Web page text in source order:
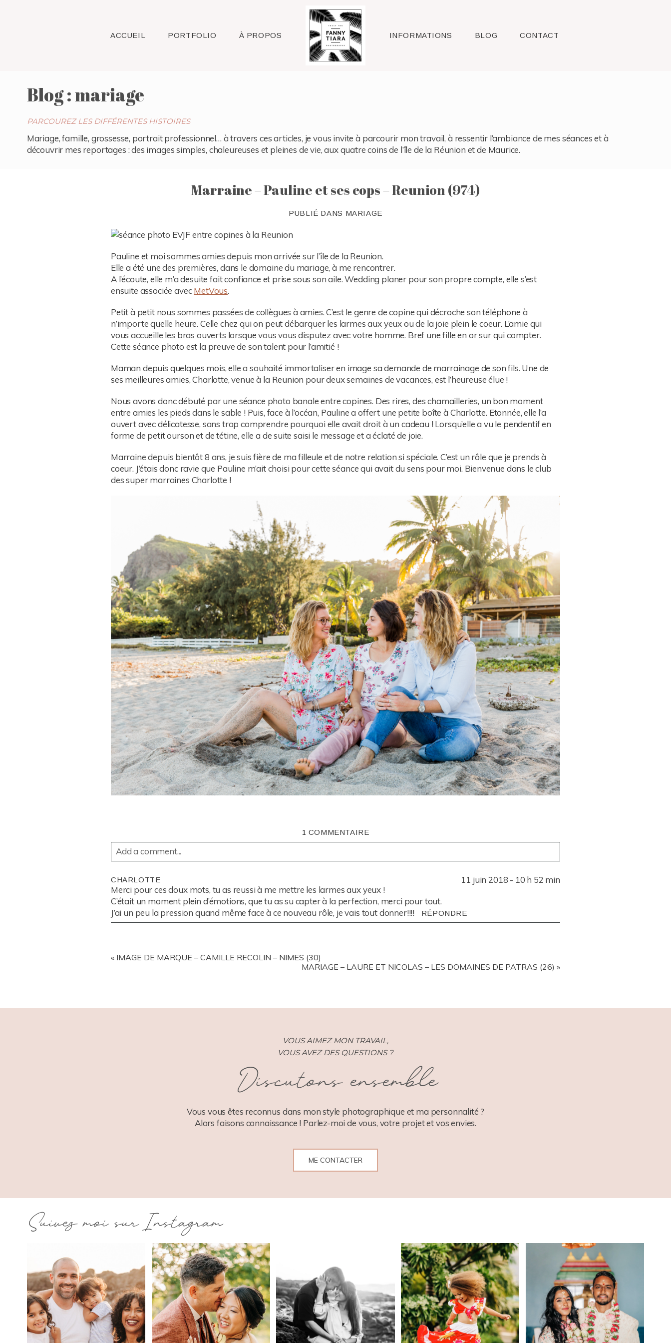
ACCUEIL PORTFOLIO À PROPOS Raleigh INFORMATIONS BLOG CONTACT
Blog : mariage
PARCOUREZ LES DIFFÉRENTES HISTOIRES
Mariage, famille, grossesse, portrait professionnel… à travers ces articles, je vous invite à parcourir mon travail, à ressentir l’ambiance de mes séances et à
découvrir mes reportages : des images simples, chaleureuses et pleines de vie, aux quatre coins de l’île de la Réunion et de Maurice.
Marraine – Pauline et ses cops – Reunion (974)
PUBLIÉ DANS MARIAGE
Pauline et moi sommes amies depuis mon arrivée sur l’île de la Reunion.
Elle a été une des premières, dans le domaine du mariage, à me rencontrer.
A l’écoute, elle m’a desuite fait confiance et prise sous son aile. Wedding planer pour son propre compte, elle s’est
ensuite associée avecMetVous.
Petit à petit nous sommes passées de collègues à amies. C’est le genre de copine qui décroche son téléphone à
n’importe quelle heure. Celle chez qui on peut débarquer les larmes aux yeux ou de la joie plein le coeur. L’amie qui
vous accueille les bras ouverts lorsque vous vous disputez avec votre homme. Bref une fille en or sur qui compter.
Cette séance photo est la preuve de son talent pour l’amitié !
Maman depuis quelques mois, elle a souhaité immortaliser en image sa demande de marrainage de son fils. Une de
ses meilleures amies, Charlotte, venue à la Reunion pour deux semaines de vacances, est l’heureuse élue !
Nous avons donc débuté par une séance photo banale entre copines. Des rires, des chamailleries, un bon moment
entre amies les pieds dans le sable ! Puis, face à l’océan, Pauline a offert une petite boîte à Charlotte. Etonnée, elle l’a
ouvert avec délicatesse, sans trop comprendre pourquoi elle avait droit à un cadeau ! Lorsqu’elle a vu le pendentif en
forme de petit ourson et de tétine, elle a de suite saisi le message et a éclaté de joie.
Marraine depuis bientôt 8 ans, je suis fière de ma filleule et de notre relation si spéciale. C’est un rôle que je prends à
coeur. J’étais donc ravie que Pauline m’ait choisi pour cette séance qui avait du sens pour moi. Bienvenue dans le club
des super marraines Charlotte !
1 COMMENTAIRE
Add a comment...
POST COMMENT
CHARLOTTE
11 juin 2018 - 10 h 52 min
Merci pour ces doux mots, tu as reussi à me mettre les larmes aux yeux !
C’était un moment plein d’émotions, que tu as su capter à la perfection, merci pour tout.
J’ai un peu la pression quand même face à ce nouveau rôle, je vais tout donner!!!!
RÉPONDRE
« IMAGE DE MARQUE – CAMILLE RECOLIN – NIMES (30)
MARIAGE – LAURE ET NICOLAS – LES DOMAINES DE PATRAS (26) »
VOUS AIMEZ MON TRAVAIL,
VOUS AVEZ DES QUESTIONS ?
Discutons ensemble
Vous vous êtes reconnus dans mon style photographique et ma personnalité ?
Alors faisons connaissance ! Parlez-moi de vous, votre projet et vos envies.
ME CONTACTER
Suivez moi sur Instagram